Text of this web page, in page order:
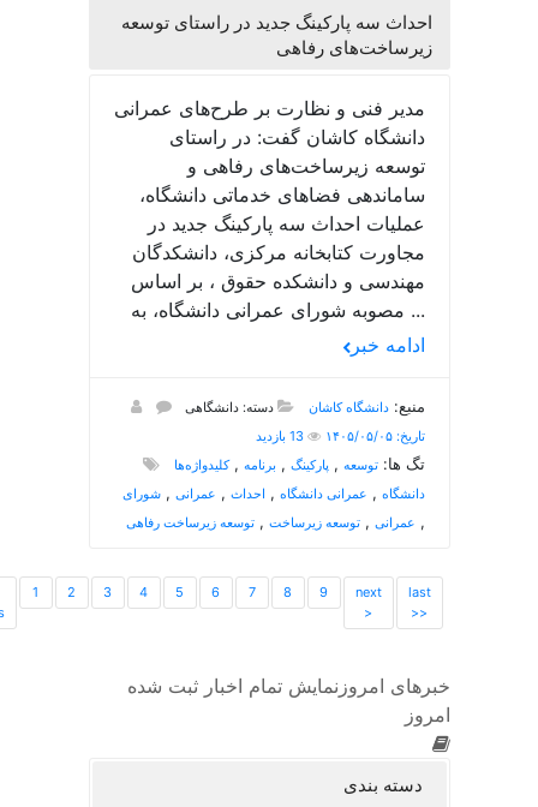
احداث سه پارکینگ جدید در راستای توسعه
زیرساخت‌های رفاهی
مدیر فنی و نظارت بر طرح‌های عمرانی
دانشگاه کاشان گفت: در راستای
توسعه زیرساخت‌های رفاهی و
ساماندهی فضاهای خدماتی دانشگاه،
عملیات احداث سه پارکینگ جدید در
مجاورت کتابخانه مرکزی، دانشکدگان
مهندسی و دانشکده حقوق ، بر اساس
مصوبه شورای عمرانی دانشگاه، به ...
ادامه خبر
منبع:دانشگاه کاشان
دسته: دانشگاهی
تاریخ: ۱۴۰۵/۰۵/۰۵
13 بازدید
تگ ها:توسعه , پارکینگ , برنامه ,کلیدواژه‌ها
دانشگاه , عمرانی دانشگاه , احداث , عمرانی ,شورای
عمرانی ,توسعه زیرساخت ,توسعه زیرساخت رفاهی ,
1 2 3 4 5 6 7 8 9
next
>
last
>>
خبرهای امروز نمایش تمام اخبار ثبت شده
امروز
دسته بندی